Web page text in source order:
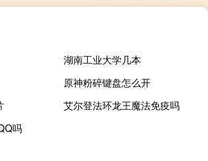
湖南工业大学几本
原神粉碎键盘怎么开
艾尔登法环龙王魔法免疫吗
吗